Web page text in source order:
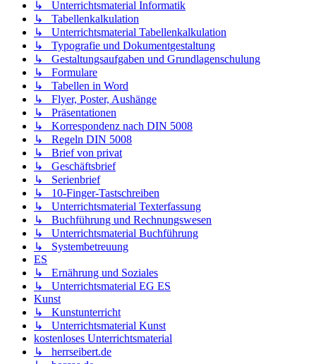
↳ Unterrichtsmaterial Informatik
↳ Tabellenkalkulation
↳ Unterrichtsmaterial Tabellenkalkulation
↳ Typografie und Dokumentgestaltung
↳ Gestaltungsaufgaben und Grundlagenschulung
↳ Formulare
↳ Tabellen in Word
↳ Flyer, Poster, Aushänge
↳ Präsentationen
↳ Korrespondenz nach DIN 5008
↳ Regeln DIN 5008
↳ Brief von privat
↳ Geschäftsbrief
↳ Serienbrief
↳ 10-Finger-Tastschreiben
↳ Unterrichtsmaterial Texterfassung
↳ Buchführung und Rechnungswesen
↳ Unterrichtsmaterial Buchführung
↳ Systembetreuung
ES
↳ Ernährung und Soziales
↳ Unterrichtsmaterial EG ES
Kunst
↳ Kunstunterricht
↳ Unterrichtsmaterial Kunst
kostenloses Unterrichtsmaterial
↳ herrseibert.de